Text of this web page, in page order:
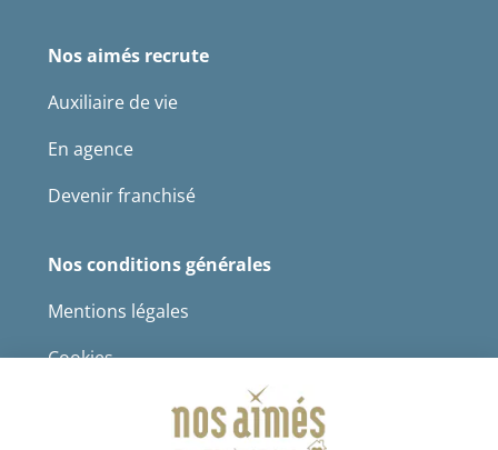
Nos aimés recrute
Auxiliaire de vie
En agence
Devenir franchisé
Nos conditions générales
Mentions légales
Cookies
Protection des données à caractère personnel